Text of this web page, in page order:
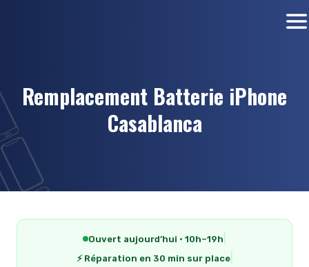
Remplacement Batterie iPhone
Casablanca
Ouvert aujourd’hui · 10h–19h
⚡ Réparation en 30 min sur place|